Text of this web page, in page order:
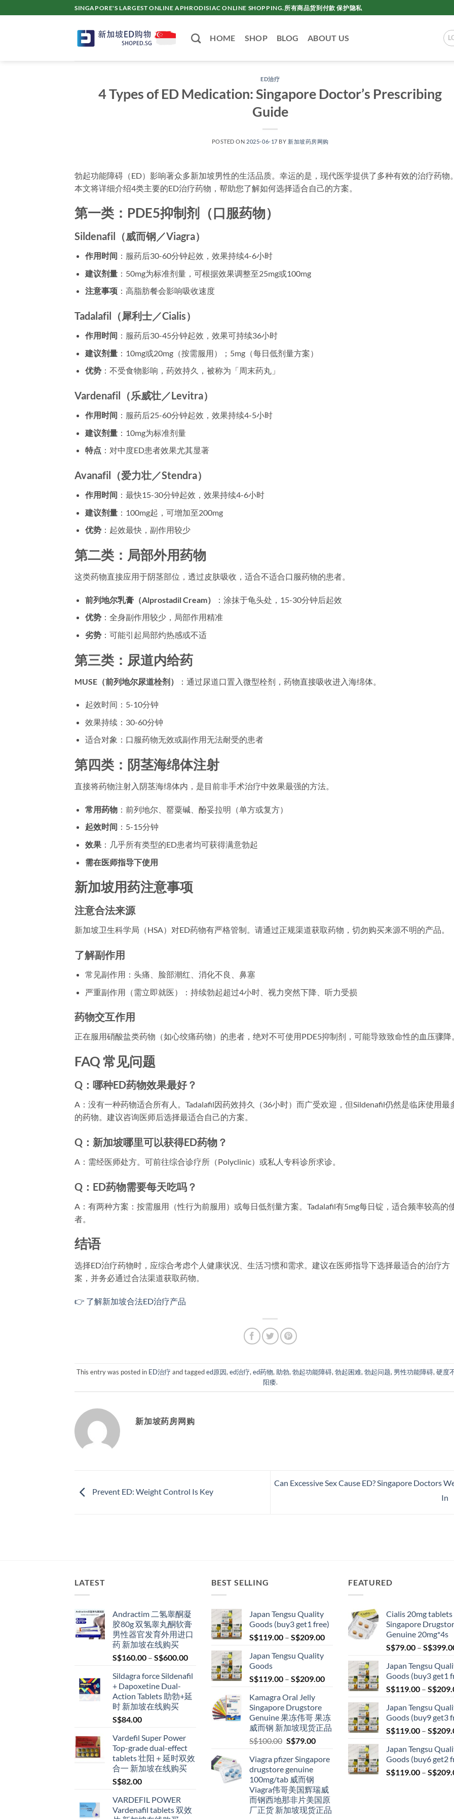
to
SINGAPORE'S LARGEST ONLINE APHRODISIAC ONLINE SHOPPING.所有商品货到付款 保护隐私
HOME SHOP BLOG ABOUT US
ED治疗
4 Types of ED Medication: Singapore Doctor’s Prescribing
Guide
POSTED ON 2025-06-17 BY 新加坡药房网购
勃起功能障碍（ED）影响著众多新加坡男性的生活品质。幸运的是，现代医学提供了多种有效的治疗药物
本文将详细介绍4类主要的ED治疗药物，帮助您了解如何选择适合自己的方案。
第一类：PDE5抑制剂（口服药物）
Sildenafil（威而钢／Viagra）
作用时间 ：服药后30-60分钟起效，效果持续4-6小时
建议剂量：50mg为标准剂量，可根据效果调整至25mg或100mg
注意事项：高脂肪餐会影响吸收速度
Tadalafil（犀利士／Cialis）
作用时间 ：服药后30-45分钟起效，效果可持续36小时
建议剂量：10mg或20mg（按需服用）；5mg（每日低剂量方案）
优势：不受食物影响，药效持久，被称为「周末药丸」
Vardenafil（乐威壮／Levitra）
作用时间 ：服药后25-60分钟起效，效果持续4-5小时
建议剂量：10mg为标准剂量
特点 ：对中度ED患者效果尤其显著
Avanafil（爱力壮／Stendra）
作用时间 ：最快15-30分钟起效，效果持续4-6小时
建议剂量：100mg起，可增加至200mg
优势：起效最快，副作用较少
第二类：局部外用药物
这类药物直接应用于阴茎部位，透过皮肤吸收，适合不适合口服药物的患者。
前列地尔乳膏（Alprostadil Cream）
：涂抹于龟头处，15-30分钟后起效
优势：全身副作用较少，局部作用精准
劣势：可能引起局部灼热感或不适
第三类：尿道内给药
MUSE（前列地尔尿道栓剂） ：通过尿道口置入微型栓剂，药物直接吸收进入海绵体。
起效时间：5-10分钟
效果持续：30-60分钟
适合对象：口服药物无效或副作用无法耐受的患者
第四类：阴茎海绵体注射
直接将药物注射入阴茎海绵体内，是目前非手术治疗中效果最强的方法。
常用药物：前列地尔、罂粟碱、酚妥拉明（单方或复方）
起效时间 ：5-15分钟
效果：几乎所有类型的ED患者均可获得满意勃起
需在医师指导下使用
新加坡用药注意事项
注意合法来源
新加坡卫生科学局（HSA）对ED药物有严格管制。请通过正规渠道获取药物，切勿购买来源不明的产品。
了解副作用
常见副作用：头痛、脸部潮红、消化不良、鼻塞
严重副作用（需立即就医）：持续勃起超过4小时、视力突然下降、听力受损
药物交互作用
正在服用硝酸盐类药物（如心绞痛药物）的患者，绝对不可使用PDE5抑制剂，可能导致致命性的血压骤降
FAQ 常见问题
Q：哪种ED药物效果最好？
A：没有一种药物适合所有人。Tadalafil因药效持久（36小时）而广受欢迎，但Sildenafil仍然是临床使用最
的药物。建议咨询医师后选择最适合自己的方案。
Q：新加坡哪里可以获得ED药物？
A：需经医师处方。可前往综合诊疗所（Polyclinic）或私人专科诊所求诊。
Q：ED药物需要每天吃吗？
A：有两种方案：按需服用（性行为前服用）或每日低剂量方案。Tadalafil有5mg每日锭，适合频率较高的
者。
结语
选择ED治疗药物时，应综合考虑个人健康状况、生活习惯和需求。建议在医师指导下选择最适合的治疗方
案，并务必通过合法渠道获取药物。
👉 了解新加坡合法ED治疗产品
This entry was posted in ED治疗 and taggeded原因,ed治疗,ed药物,助勃,勃起功能障碍,勃起困难,勃起问题, 男性功能障碍,硬度
阳痿.
新加坡药房网购
Prevent ED: Weight Control Is Key
Can Excessive Sex Cause ED? Singapore Doctors
In
LATEST
Andractim 二氢睾酮凝
胶80g 双氢睾丸酮软膏
男性器官发育外用进口
药 新加坡在线购买
S$160.00 – S$600.00Price
S$160.00
S$600.00
Sildagra force Sildenafil
+ Dapoxetine Dual-
Action Tablets 助勃+延
时 新加坡在线购买
S$84.00
Vardefil Super Power
Top-grade dual-effect
tablets 壮阳＋延时双效
合一 新加坡在线购买
S$82.00
VARDEFIL POWER
Vardenafil tablets 双效
BEST SELLING
Japan Tengsu Quality
Goods (buy3 get1 free)
S$119.00 – S$209.00Price
S$209.00
Japan Tengsu Quality
Goods
S$119.00 – S$209.00Price
S$209.00
Kamagra Oral Jelly
Singapore Drugstore
Genuine 果冻伟哥 果冻
威而钢 新加坡现货正品
S$100.00 Original
was:
S$100.00.
S$79.00Current
is:
Viagra pfizer Singapore
drugstore genuine
100mg/tab 威而钢
Viagra伟哥美国辉瑞威
而钢西地那非片美国原
厂正货 新加坡现货正品
FEATURED
Cialis 20mg tablets
Singapore
Genuine 20mg*4s
S$79.00 – S$
Japan Tengsu
Goods (buy3 get1
S$119.00 – S$
Japan Tengsu
Goods (buy9 get3
S$119.00 – S$
Japan Tengsu
Goods (buy6 get2
S$119.00 – S$